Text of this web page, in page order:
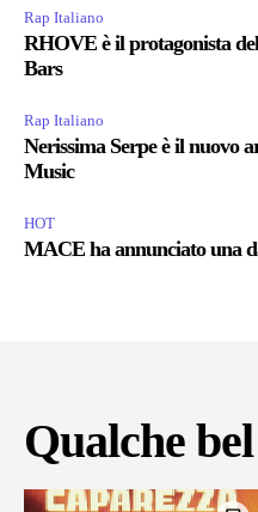
Rap Italiano
RHOVE è il protagonista
Bars
Rap Italiano
Nerissima Serpe è il nuovo
Music
HOT
MACE ha annunciato una
Qualche